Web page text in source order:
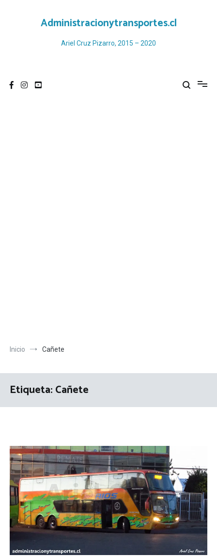
Administracionytransportes.cl
Ariel Cruz Pizarro, 2015 – 2020
Inicio Cañete
Etiqueta:Cañete